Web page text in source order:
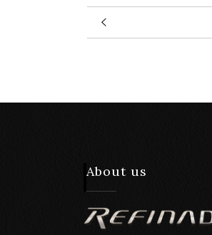
About us